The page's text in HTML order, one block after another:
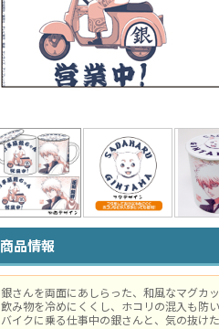
商品情報
銀さんを両面にあしらった、和風なマグカッ
飲み物を冷めにくくし、ホコリの混入も防
バイクに乗る仕事中の銀さんと、気の抜け